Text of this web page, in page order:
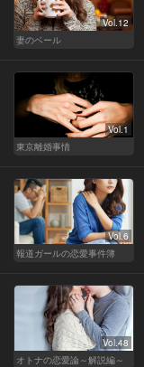
Vol.12
妻のベール
Vol.1
東京離婚事情
Vol.6
報道ガールの恋愛事件簿
Vol.48
オトナの恋愛論～解説編～